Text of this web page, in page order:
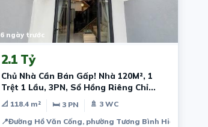
6 ngày trước
2.1 Tỷ
Chủ Nhà Cần Bán Gấp! Nhà 120M², 1
Trệt 1 Lầu, 3PN, Sổ Hồng Riêng Chỉ
2Tỷ1 Ngay Trung Tâm Thủ Dầu Một
📐 118.4 m² 🛏 3 PN
🚿 3 WC
📍Đường Hồ Văn Cống, phường Tương Bình Hiệp, Thủ